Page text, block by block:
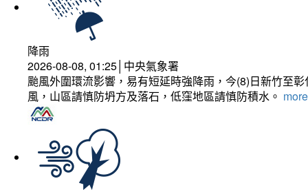
降雨
2026-08-08, 01:25│中央氣象署
颱風外圍環流影響，易有短延時強降雨，今(8)日新竹至
風，山區請慎防坍方及落石，低窪地區請慎防積水。